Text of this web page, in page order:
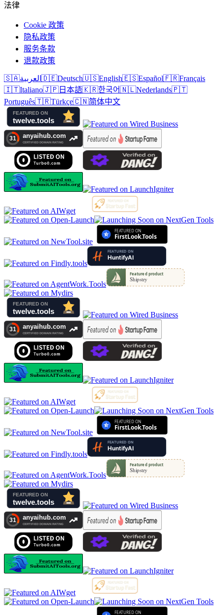
法律
Cookie 政策
隐私政策
服务条款
退款政策
🇸🇦العربية 🇩🇪Deutsch🇺🇸English🇪🇸Español🇫🇷Français
🇮🇹Italiano🇯🇵 日本語🇰🇷한국어🇳🇱Nederlands🇵🇹
Português🇹🇷Türkçe🇨🇳简体中文